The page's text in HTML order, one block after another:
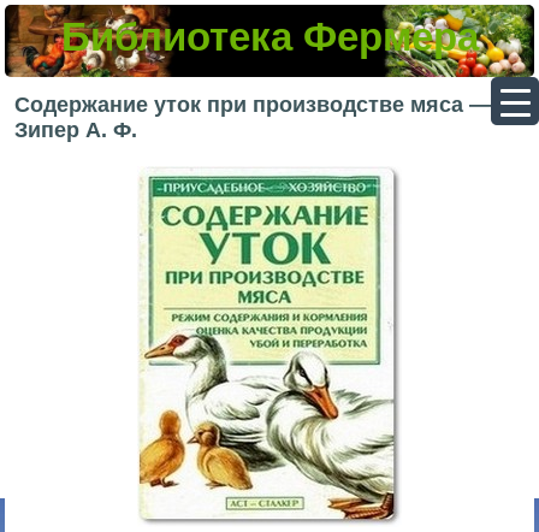
Библиотека Фермера
Содержание уток при производстве мяса —
Зипер А. Ф.